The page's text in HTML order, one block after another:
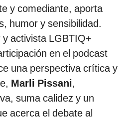
y comediante, aporta
humor y sensibilidad.
y activista LGBTIQ+
en el podcast
una perspectiva crítica y
Marli Pissani,
suma calidez y un
acerca el debate al